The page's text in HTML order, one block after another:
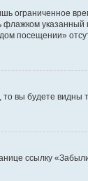
ограниченное
посещении»
вы будете видны
ссылку